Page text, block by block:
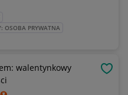
OSOBA PRYWATNA
walentynkowy